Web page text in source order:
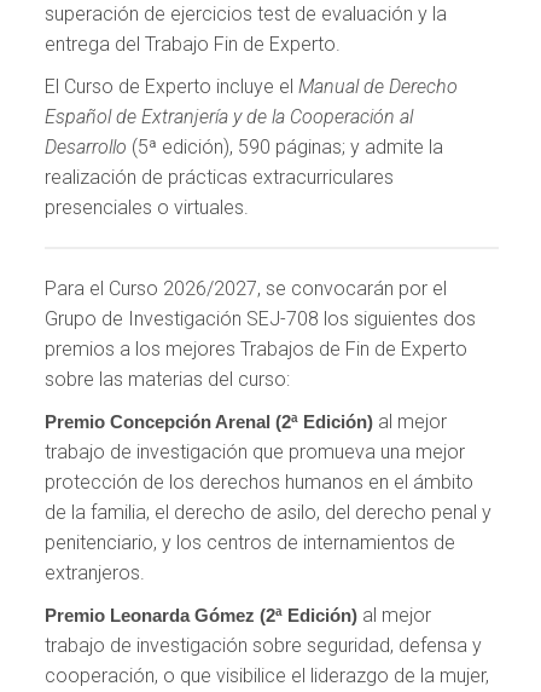
superación de ejercicios test de evaluación y la
entrega del Trabajo Fin de Experto.
El Curso de Experto incluye elManual de Derecho
Español de Extranjería y de la Cooperación al
Desarrollo (5ª edición), 590 páginas; y admite la
realización de prácticas extracurriculares
presenciales o virtuales.
Para el Curso 2026/2027, se convocarán por el
Grupo de Investigación SEJ-708 los siguientes dos
premios a los mejores Trabajos de Fin de Experto
sobre las materias del curso:
Premio Concepción Arenal (2ª Edición) al mejor
trabajo de investigación que promueva una mejor
protección de los derechos humanos en el ámbito
de la familia, el derecho de asilo, del derecho penal y
penitenciario, y los centros de internamientos de
extranjeros.
Premio Leonarda Gómez (2ª Edición) al mejor
trabajo de investigación sobre seguridad, defensa y
cooperación, o que visibilice el liderazgo de la mujer,